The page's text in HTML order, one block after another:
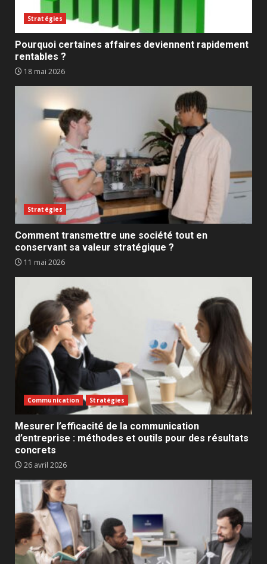
Stratégies
Pourquoi certaines affaires deviennent rapidement
rentables ?
18 mai 2026
Stratégies
Comment transmettre une société tout en
conservant sa valeur stratégique ?
11 mai 2026
Communication Stratégies
Mesurer l’efficacité de la communication
d’entreprise : méthodes et outils pour des résultats
concrets
26 avril 2026